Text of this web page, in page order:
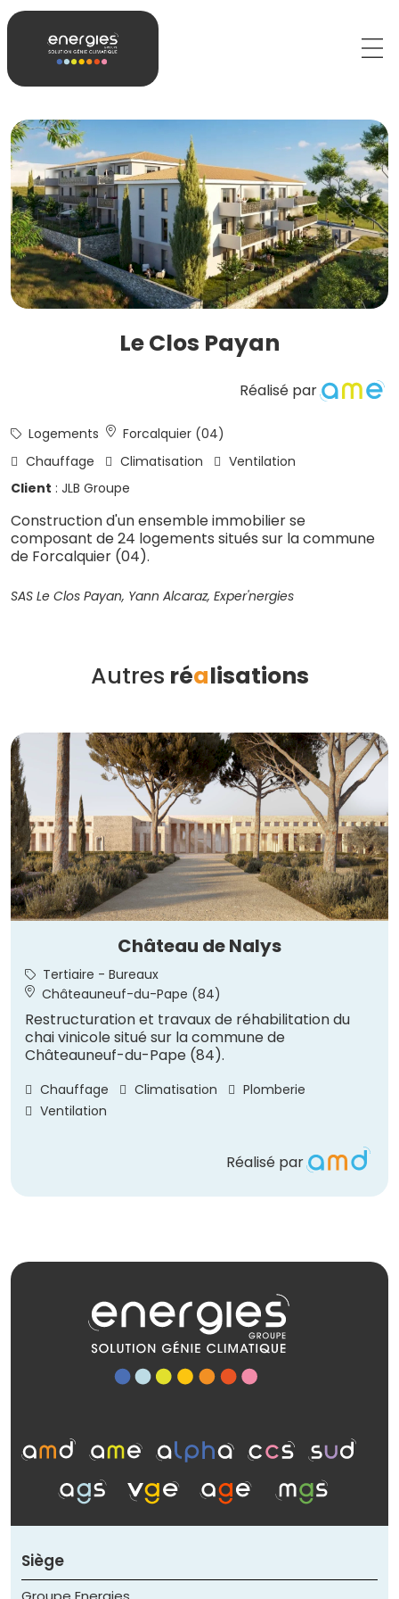
Le Clos Payan
Réalisé par
Logements
Forcalquier (04)
Chauffage
Climatisation
Ventilation
Client : JLB Groupe
Construction d'un ensemble immobilier se
composant de 24 logements situés sur la commune
de Forcalquier (04).
SAS Le Clos Payan, Yann Alcaraz, Exper'nergies
Autres réalisations
Château de Nalys
Tertiaire - Bureaux
Châteauneuf-du-Pape (84)
Restructuration et travaux de réhabilitation du
chai vinicole situé sur la commune de
Châteauneuf-du-Pape (84).
Chauffage Climatisation
Plomberie
Ventilation
Réalisé par
Siège